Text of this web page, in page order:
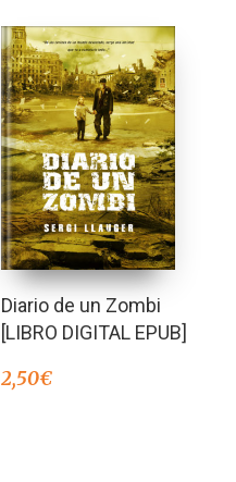
Diario de un Zombi
[LIBRO DIGITAL EPUB]
2,50€